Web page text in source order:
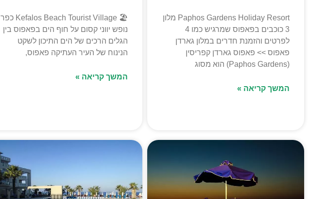
Paphos Gardens Holiday Resort מלון
3 כוכבים בפאפוס שמרגיש כמו 4
לפרטים והזמנת חדרים במלון גארדן
פאפוס >> פאפוס גארדן קפריסין
(Paphos Gardens) הוא מסוג
המשך קריאה »
🏖️ Kefalos Beach Tourist Village כפר
נופש יווני קסום על חוף הים בפאפוס בין
הגלים הרכים של הים התיכון לשקט
הנינוח של העיר העתיקה פאפוס,
המשך קריאה »